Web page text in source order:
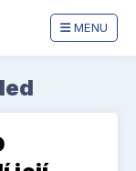
MENU